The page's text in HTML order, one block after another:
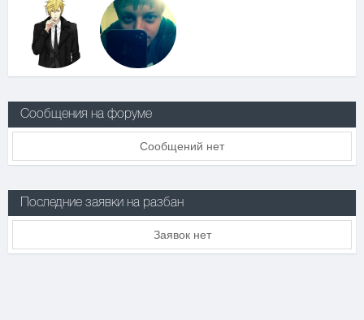
Сообщения на форуме
Сообщений нет
Последние заявки на разбан
Заявок нет